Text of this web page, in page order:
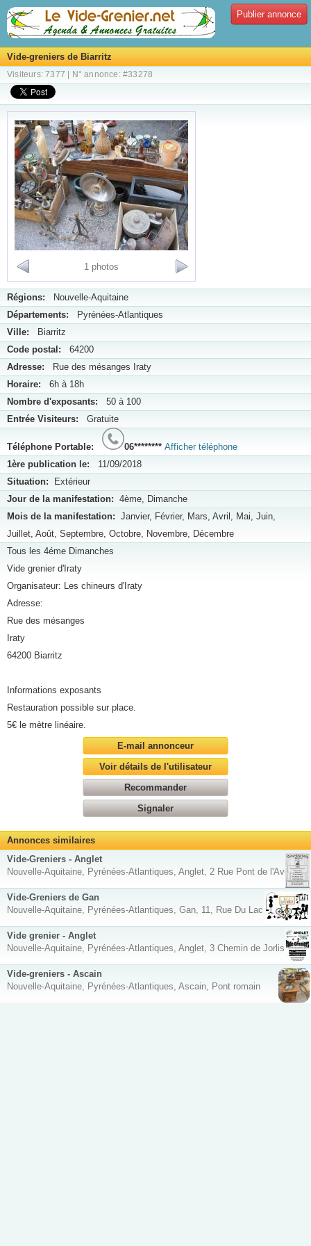
Publier annonce
Vide-greniers de Biarritz
Visiteurs: 7377 | N° annonce: #33278
1 photos
Régions: Nouvelle-Aquitaine
Départements: Pyrénées-Atlantiques
Ville: Biarritz
Code postal: 64200
Adresse: Rue des mésanges Iraty
Horaire: 6h à 18h
Nombre d'exposants: 50 à 100
Entrée Visiteurs: Gratuite
Téléphone Portable: 06******** Afficher téléphone
1ère publication le: 11/09/2018
Situation: Extérieur
Jour de la manifestation: 4ème, Dimanche
Mois de la manifestation: Janvier, Février, Mars, Avril, Mai, Juin,
Juillet, Août, Septembre, Octobre, Novembre, Décembre
Tous les 4éme Dimanches
Vide grenier d'Iraty
Organisateur: Les chineurs d'Iraty
Adresse:
Rue des mésanges
Iraty
64200 Biarritz
Informations exposants
Restauration possible sur place.
5€ le mètre linéaire.
E-mail annonceur
Voir détails de l'utilisateur
Recommander
Signaler
Annonces similaires
Vide-Greniers - Anglet
Nouvelle-Aquitaine, Pyrénées-Atlantiques, Anglet, 2 Rue Pont de l'Aveugle
Vide-Greniers de Gan
Nouvelle-Aquitaine, Pyrénées-Atlantiques, Gan, 11, Rue Du Lac
Vide grenier - Anglet
Nouvelle-Aquitaine, Pyrénées-Atlantiques, Anglet, 3 Chemin de Jorlis
Vide-greniers - Ascain
Nouvelle-Aquitaine, Pyrénées-Atlantiques, Ascain, Pont romain